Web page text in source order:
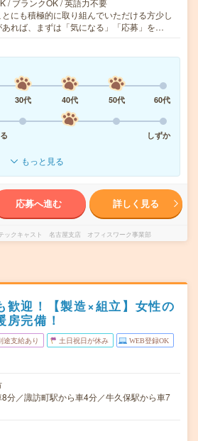
/ ブランクOK / 英語力不要
とにも積極的に取り組んでいただける方少し
れば、まずは「気になる」「応募」を…
30代 40代 50代
60代
しずか
もっと見る
応募へ進む 詳しく見る
ックキャスト 名古屋支店 オフィスワーク事業部
歓迎！【製造×組立】女性の
完備！
途支給あり 土日祝日が休み WEB登録OK
分／諏訪町駅から車4分／牛久保駅から車7